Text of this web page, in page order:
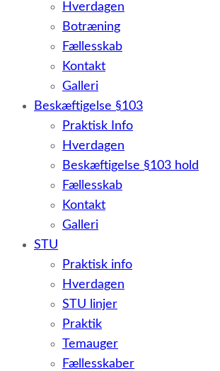
Hverdagen
Botræning
Fællesskab
Kontakt
Galleri
Beskæftigelse §103
Praktisk Info
Hverdagen
Beskæftigelse §103 hold
Fællesskab
Kontakt
Galleri
STU
Praktisk info
Hverdagen
STU linjer
Praktik
Temauger
Fællesskaber